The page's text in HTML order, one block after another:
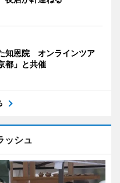
知恩院 オンラインツア
都」と共催
ッシュ